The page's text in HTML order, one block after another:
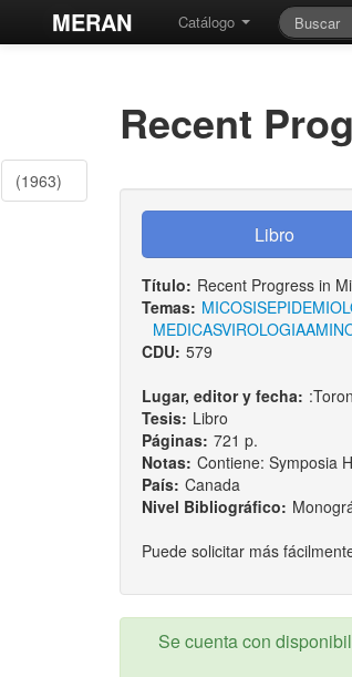
MERAN Catálogo
(1963)
Recent
Título: Recent Progress in
Temas: MICOSIS
MEDICASVIROLOGIA
CDU: 579
Lugar, editor y fecha:
Tesis: Libro
Páginas: 721 p.
Notas: Contiene: Symposia
País: Canada
Nivel Bibliográfico:
Puede solicitar más
Se cuenta con